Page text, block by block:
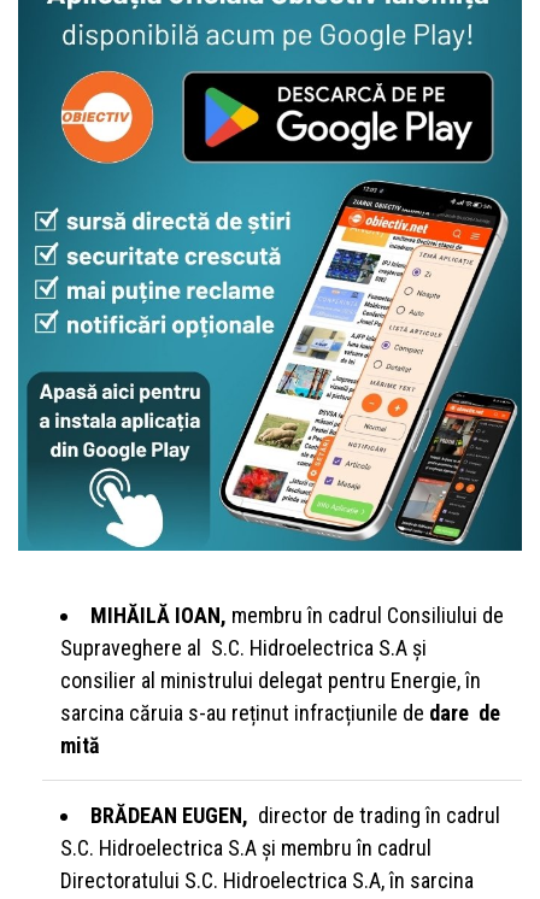
MIHĂILĂ IOAN, membru în cadrul Consiliului de
Supraveghere al S.C. Hidroelectrica S.A și
consilier al ministrului delegat pentru Energie, în
sarcina căruia s-au reținut infracțiunile de dare de
mită
BRĂDEAN EUGEN, director de trading în cadrul
S.C. Hidroelectrica S.A și membru în cadrul
Directoratului S.C. Hidroelectrica S.A, în sarcina